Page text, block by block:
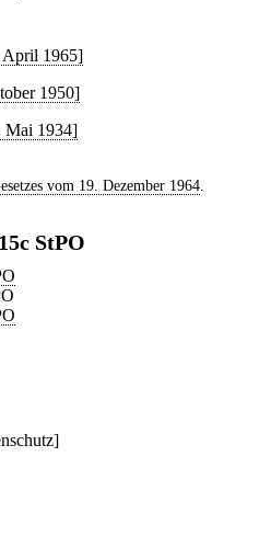
April 1965]
1950]
Mai 1934]
vom 19. Dezember 1964.
StPO
]